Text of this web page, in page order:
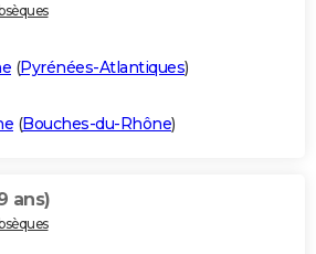
(Pyrénées-Atlantiques)
(Bouches-du-Rhône)
ans)